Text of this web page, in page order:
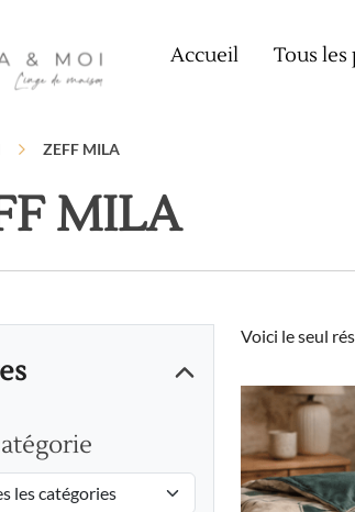
Accueil Tous
ZEFF MILA
MILA
Voici le seul